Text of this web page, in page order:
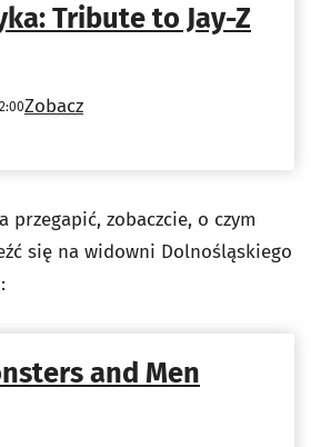
Tribute to Jay-Z
Zobacz
przegapić, zobaczcie, o czym
się na widowni Dolnośląskiego
and Men